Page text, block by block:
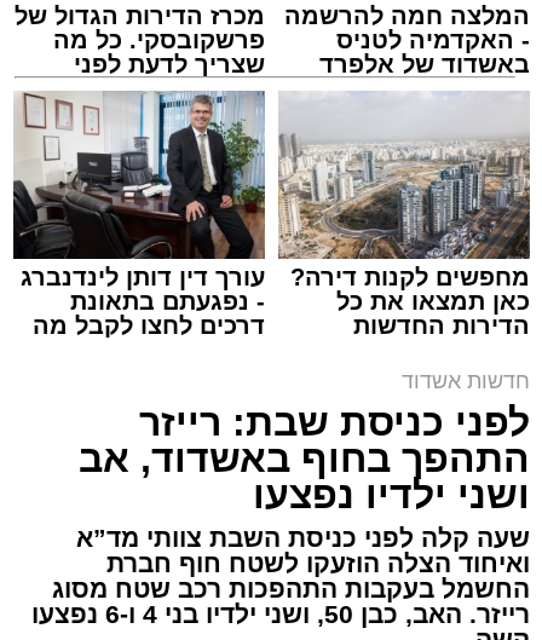
ארכיון המשטרה
עופר אשטוקר / 21:28 08.08.26
תגים:משטרת אשדוד, פריצה לבית באשדוד
תושב אשקלון בן 30 נעצר השבוע באשדוד לאחר
שנתפס ברחוב כשברשותו רכוש החשוד כגנוב,
ובהמשך הובא לבית משפט השלום באשקלון,
שהאריך את מעצרו עד ליום ראשון, 9 באוגוסט,
לצורך המשך החקירה.
המלצה חמה להרשמה
- האקדמיה לטניס
באשדוד של אלפרד
קריאולנסקי - לילדים
מכרז הדירות הגדול של
פרשקובסקי. כל מה
שצריך לדעת לפני
שמגישים הצעה לדירה
באשדוד
מחפשים לקנות דירה?
כאן תמצאו את כל
הדירות החדשות
עורך דין דותן לינדנברג
- נפגעתם בתאונת
דרכים לחצו לקבל מה
חדשות אשדוד
לפני כניסת שבת: רייזר
התהפך בחוף באשדוד, אב
ושני ילדיו נפצעו
שעה קלה לפני כניסת השבת צוותי מד”א
ואיחוד הצלה הוזעקו לשטח חוף חברת
החשמל בעקבות התהפכות רכב שטח מסוג
רייזר. האב, כבן 50, ושני ילדיו בני 4 ו-6 נפצעו